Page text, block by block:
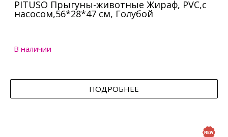
PITUSO Прыгуны-животные Жираф, PVC,с
насосом,56*28*47 см, Голубой
В наличии
ПОДРОБНЕЕ